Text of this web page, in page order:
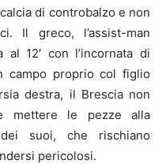
di controbalzo e non
Il greco, l’assist-man
12′ con l’incornata di
campo proprio col figlio
destra, il Brescia non
mettere le pezze alla
suoi, che rischiano
pericolosi.